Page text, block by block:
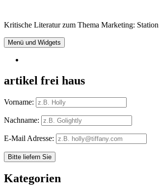
Inhalt
Kritische Literatur zum Thema Marketing: Station
Menü und Widgets
artikel frei haus
Vorname:
Nachname:
E-Mail Adresse:
Kategorien